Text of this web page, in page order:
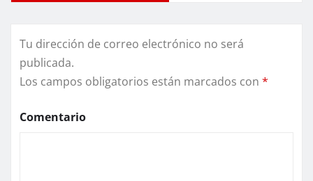
Tu dirección de correo electrónico no será
publicada.
Los campos obligatorios están marcados con *
Comentario